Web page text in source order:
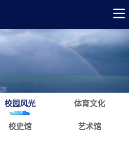
校园风光 体育文化
校史馆 艺术馆